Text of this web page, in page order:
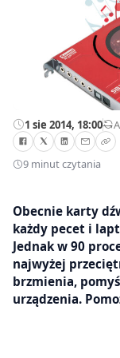
1 sie 2014, 18:00—
9 minut czytania
Obecnie karty
każdy pecet i
Jednak w 90
najwyżej
brzmienia,
urządzenia.